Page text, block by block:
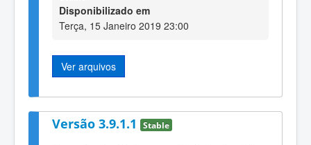
Disponibilizado em
Terça, 15 Janeiro 2019 23:00
Ver arquivos
Versão 3.9.1.1 Stable